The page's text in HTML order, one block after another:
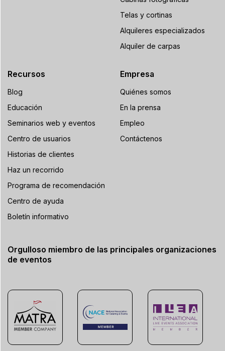
Telas y cortinas
Alquileres especializados
Alquiler de carpas
Recursos
Blog
Educación
Seminarios web y eventos
Centro de usuarios
Historias de clientes
Haz un recorrido
Programa de recomendación
Centro de ayuda
Boletín informativo
Empresa
Quiénes somos
En la prensa
Empleo
Contáctenos
Orgulloso miembro de las principales organizaciones
de eventos